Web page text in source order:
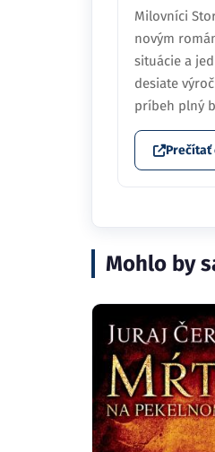
Milovníci
novým
situácie a
desiate
príbeh plný
Prečítať
Mohlo by